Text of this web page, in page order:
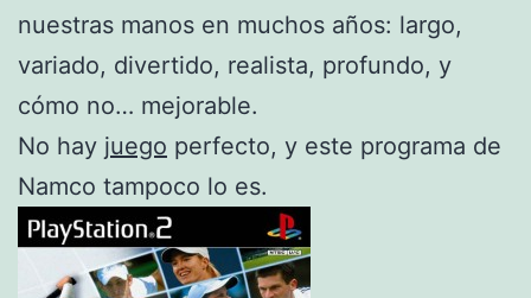
nuestras manos en muchos años: largo,
variado, divertido, realista, profundo, y
cómo no… mejorable.
No hay juego perfecto, y este programa de
Namco tampoco lo es.